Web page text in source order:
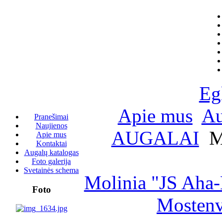
Pranešimai
Naujienos
Apie mus
Kontaktai
Augalų katalogas
Foto galerija
Svetainės schema
Foto
Apie mus
AUGALAI
Molinia "JS